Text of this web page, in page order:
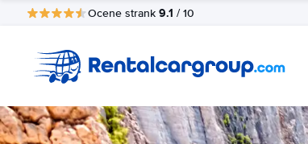
Ocene strank 9.1 / 10